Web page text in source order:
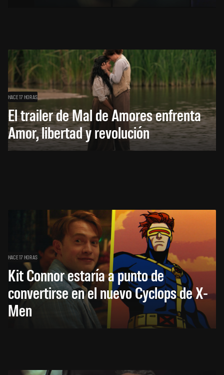
HACE 17 HORAS
El trailer de Mal de Amores enfrenta
Amor, libertad y revolución
HACE 17 HORAS
Kit Connor estaría a punto de
convertirse en el nuevo Cyclops de X-
Men